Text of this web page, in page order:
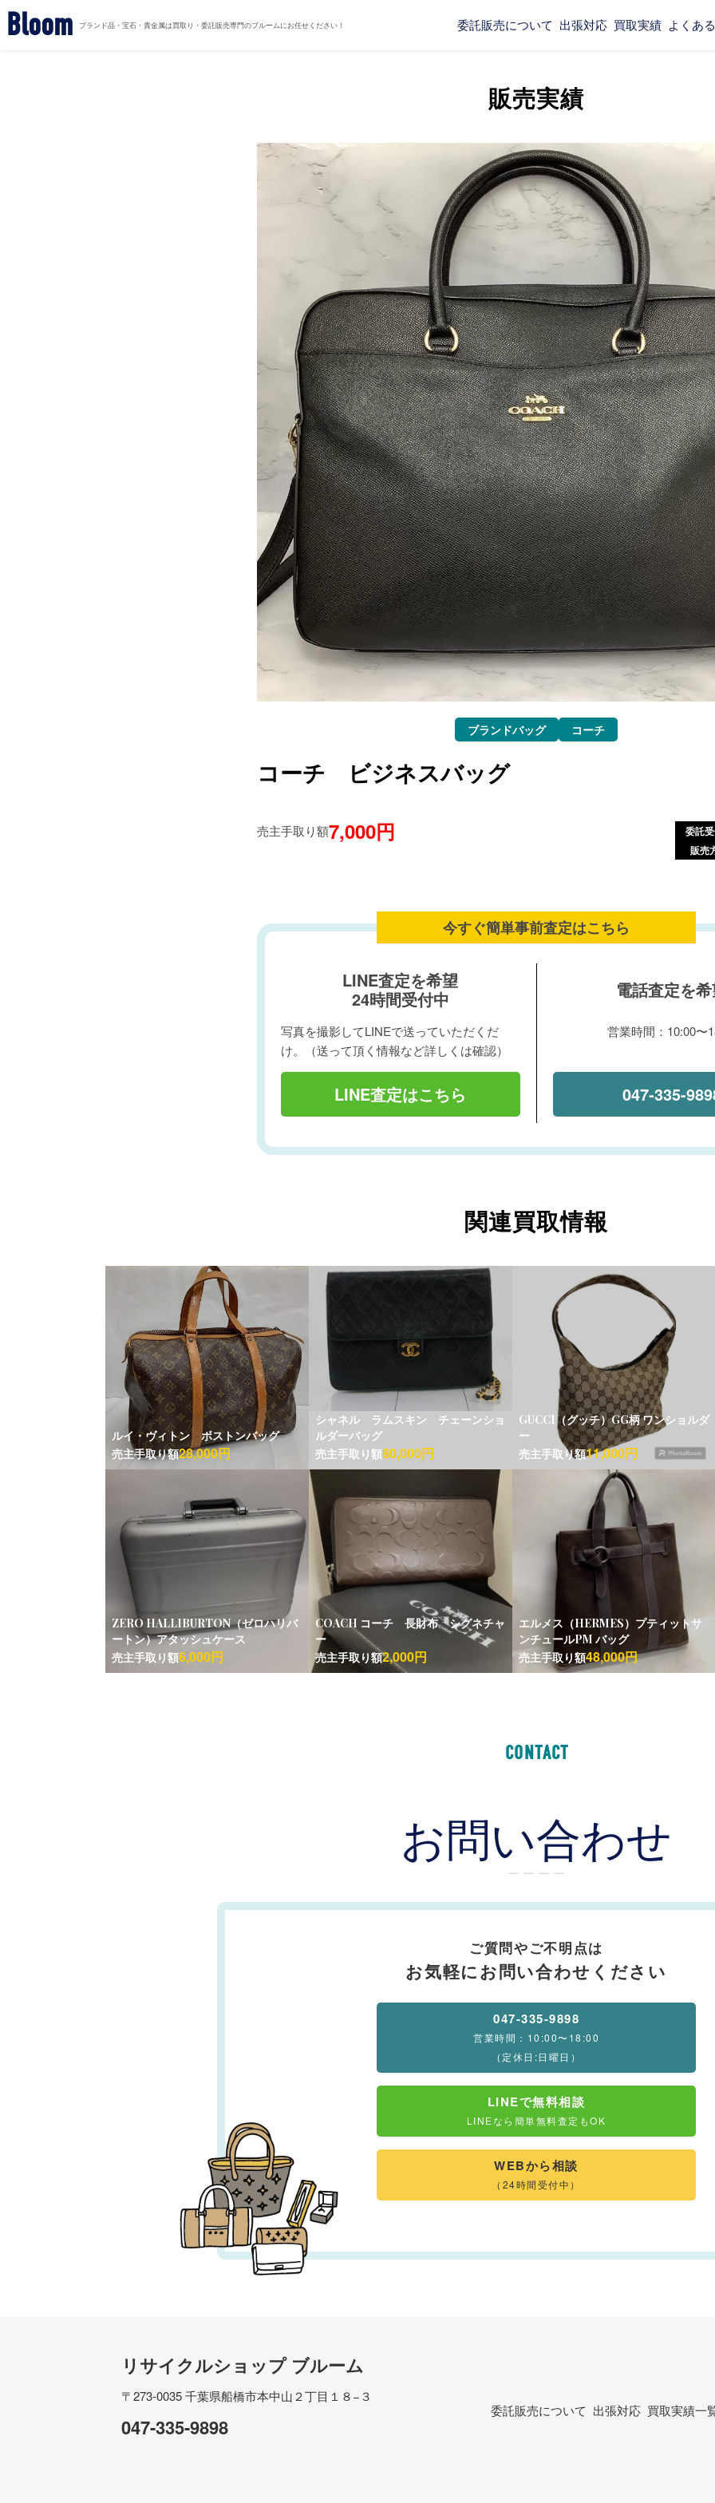
Bloom ブランド品・宝石・貴金属は買取り・委託販売専門のブルームにお任せください！ 委託販売について 出張対応 買取実績 よくあ
販売実績
ブランドバッグ コーチ
コーチ ビジネスバッグ
売主手取り額7,000円
委託
販売
今すぐ簡単事前査定はこちら
LINE査定を希望
24時間受付中
写真を撮影してLINEで送っていただくだ
け。（送って頂く情報など詳しくは確認）
LINE査定はこちら
電話査定を
営業時間：10:00〜
047-335-
関連買取情報
ルイ・ヴィトン ボストンバッグ
売主手取り額28,000円
シャネル ラムスキン チェーンショ
ルダーバッグ
売主手取り額80,000円
GUCCI（グッチ）GG柄 ワンショルダ
ー
売主手取り額11,000円
ZERO HALLIBURTON（ゼロハリバ
ートン）アタッシュケース
売主手取り額6,000円
COACH コーチ 長財布 シグネチャ
ー
売主手取り額2,000円
エルメス（HERMES）プティットサ
ンチュールPM バッグ
売主手取り額48,000円
CONTACT
お問い合わせ
ー ー ー ー
ご質問やご不明点は
お気軽にお問い合わせください
047-335-9898
営業時間：10:00〜18:00
（定休日:日曜日）
LINEで無料相談
LINEなら簡単無料査定もOK
WEBから相談
（24時間受付中）
リサイクルショップ ブルーム
〒273-0035千葉県船橋市本中山２丁目１８−３
047-335-9898
委託販売について 出張対応 買取実績一